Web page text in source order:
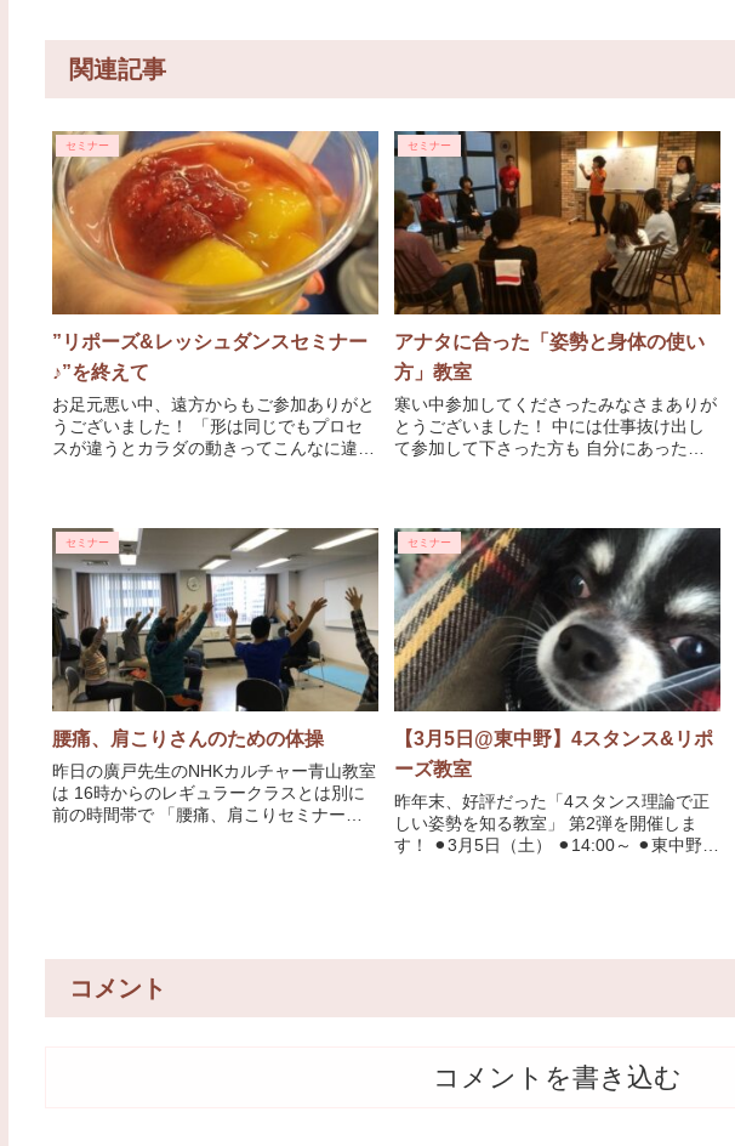
関連記事
セミナー
”リポーズ&レッシュダンスセミナー
♪”を終えて
お足元悪い中、遠方からもご参加ありがと
うございました！ 「形は同じでもプロセ
スが違うとカラダの動きってこんなに違う
空間の中だけど、
セミナー
アナタに合った「姿勢と身体の使い
方」教室
寒い中参加してくださったみなさまありが
とうございました！ 中には仕事抜け出し
て参加して下さった方も 自分にあった身
細かい
セミナー
腰痛、肩こりさんのための体操
昨日の廣戸先生のNHKカルチャー青山教室
は 16時からのレギュラークラスとは別に
前の時間帯で 「腰痛、肩こりセミナー」
セミナー
【3月5日@東中野】4スタンス&リポ
ーズ教室
昨年末、好評だった「4スタンス理論で正
しい姿勢を知る教室」 第2弾を開催しま
す！ ⚫︎3月5日（土） ⚫︎14:00～ ⚫︎東中野に
コメント
コメントを書き込む